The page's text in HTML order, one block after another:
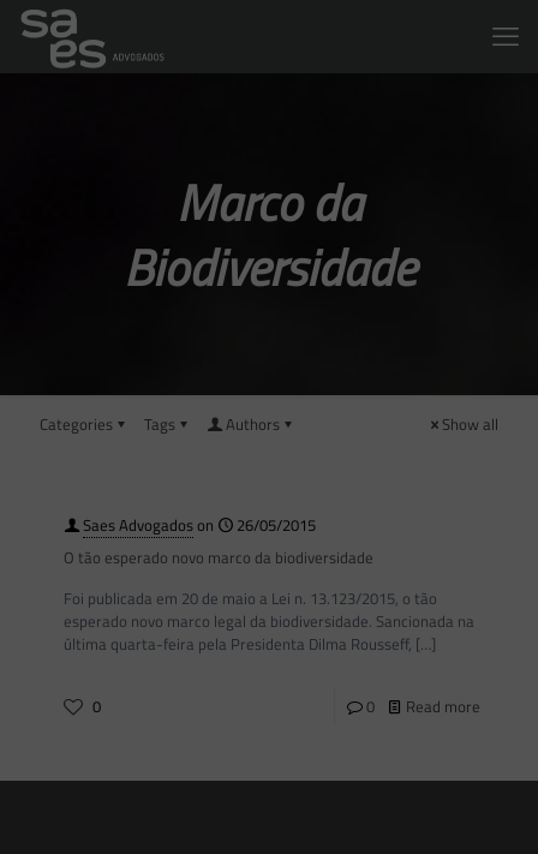
Marco da
Biodiversidade
Categories Tags Authors Show all
Saes Advogadoson
26/05/2015
O tão esperado novo marco da biodiversidade
Foi publicada em 20 de maio a Lei n. 13.123/2015, o tão
esperado novo marco legal da biodiversidade. Sancionada na
última quarta-feira pela Presidenta Dilma Rousseff, […]
0 0 Read more